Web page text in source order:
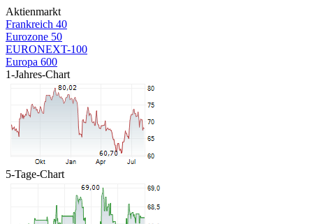
Aktienmarkt
Frankreich 40
Eurozone 50
EURONEXT-100
Europa 600
1-Jahres-Chart
5-Tage-Chart